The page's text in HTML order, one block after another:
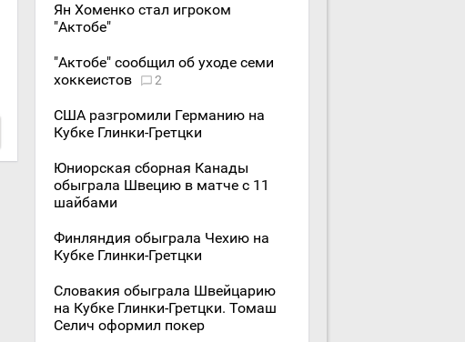
Ян Хоменко стал игроком
"Актобе"
"Актобе" сообщил об уходе семи
хоккеистов
2
США разгромили Германию на
Кубке Глинки-Гретцки
Юниорская сборная Канады
обыграла Швецию в матче с 11
шайбами
Финляндия обыграла Чехию на
Кубке Глинки-Гретцки
Словакия обыграла Швейцарию
на Кубке Глинки-Гретцки. Томаш
Селич оформил покер